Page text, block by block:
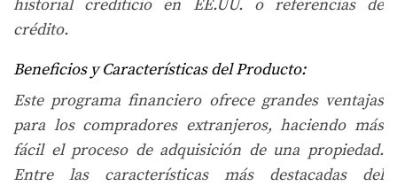
historial crediticio en EE.UU. o referencias de
crédito.
Beneficios y Características del Producto:
Este programa financiero ofrece grandes ventajas
para los compradores extranjeros, haciendo más
fácil el proceso de adquisición de una propiedad.
Entre las características más destacadas del